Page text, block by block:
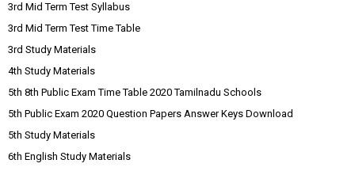
3rd Mid Term Test Syllabus
3rd Mid Term Test Time Table
3rd Study Materials
4th Study Materials
5th 8th Public Exam Time Table 2020 Tamilnadu Schools
5th Public Exam 2020 Question Papers Answer Keys Download
5th Study Materials
6th English Study Materials